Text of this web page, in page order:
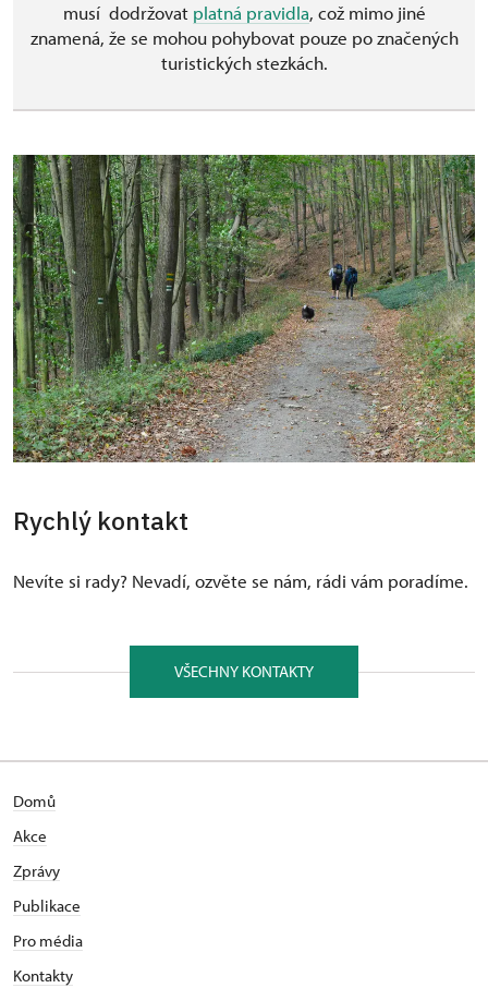
musí dodržovat platná pravidla, což mimo jiné
znamená, že se mohou pohybovat pouze po značených
turistických stezkách.
Rychlý kontakt
Nevíte si rady? Nevadí, ozvěte se nám, rádi vám poradíme.
VŠECHNY KONTAKTY
Domů
Akce
Zprávy
Publikace
Pro média
Kontakty